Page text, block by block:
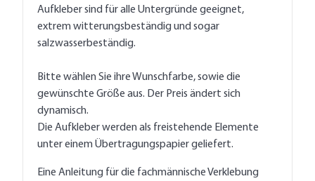
Aufkleber sind für alle Untergründe geeignet,
extrem witterungsbeständig und sogar
salzwasserbeständig.
Bitte wählen Sie ihre Wunschfarbe, sowie die
gewünschte Größe aus. Der Preis ändert sich
dynamisch.
Die Aufkleber werden als freistehende Elemente
unter einem Übertragungspapier geliefert.
Eine Anleitung für die fachmännische Verklebung